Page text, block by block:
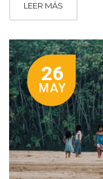
LEER MÁS
26
MAY